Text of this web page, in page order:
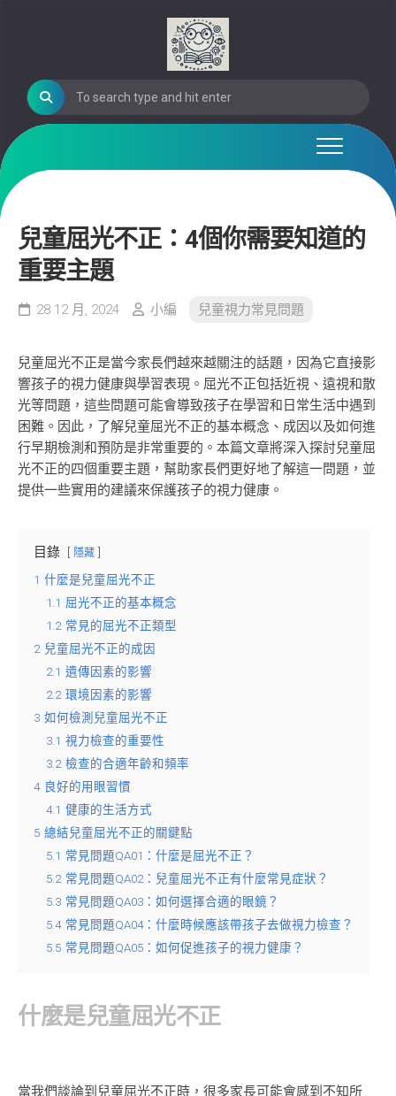
兒童屈光不正：4個你需要知道的
重要主題
28 12 月, 2024 小編 兒童視力常見問題
兒童屈光不正是當今家長們越來越關注的話題，因為它直接影
響孩子的視力健康與學習表現。屈光不正包括近視、遠視和散
光等問題，這些問題可能會導致孩子在學習和日常生活中遇到
困難。因此，了解兒童屈光不正的基本概念、成因以及如何進
行早期檢測和預防是非常重要的。本篇文章將深入探討兒童屈
光不正的四個重要主題，幫助家長們更好地了解這一問題，並
提供一些實用的建議來保護孩子的視力健康。
目錄 隱藏
1 什麼是兒童屈光不正
1.1 屈光不正的基本概念
1.2 常見的屈光不正類型
2 兒童屈光不正的成因
2.1 遺傳因素的影響
2.2 環境因素的影響
3 如何檢測兒童屈光不正
3.1 視力檢查的重要性
3.2 檢查的合適年齡和頻率
4 良好的用眼習慣
4.1 健康的生活方式
5 總結兒童屈光不正的關鍵點
5.1 常見問題QA01：什麼是屈光不正？
5.2 常見問題QA02：兒童屈光不正有什麼常見症狀？
5.3 常見問題QA03：如何選擇合適的眼鏡？
5.4 常見問題QA04：什麼時候應該帶孩子去做視力檢查？
5.5 常見問題QA05：如何促進孩子的視力健康？
什麼是兒童屈光不正
當我們談論到兒童屈光不正時，很多家長可能會感到不知所